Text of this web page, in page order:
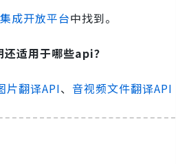
成开放平台中找到。
适用于哪些api？
片翻译API、 音视频文件翻译API